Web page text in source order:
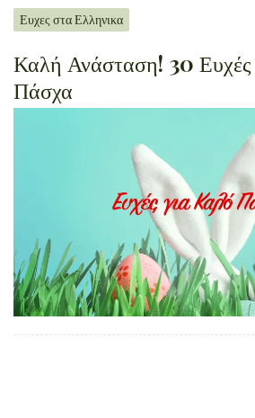
Ευχες στα Ελληνικα
Καλή Ανάσταση! 30 Ευχές
Πάσχα